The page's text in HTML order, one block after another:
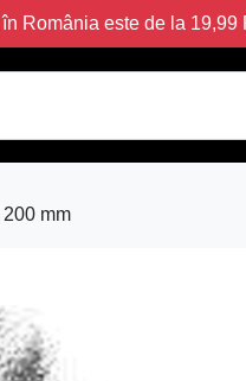
România este de la
mm